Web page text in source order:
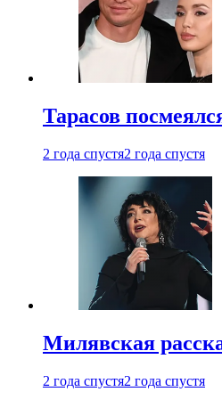
Тарасов
2 года спустя2 года спустя
Милявская
2 года спустя2 года спустя